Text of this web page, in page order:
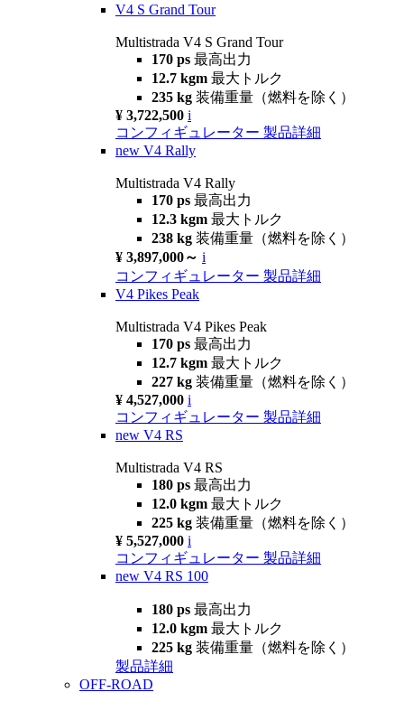
V4 S Grand Tour
Multistrada V4 S Grand Tour
170 ps 最高出力
12.7 kgm 最大トルク
235 kg 装備重量（燃料を除く）
¥ 3,722,500 i
コンフィギュレーター 製品詳細
new V4 Rally
Multistrada V4 Rally
170 ps 最高出力
12.3 kgm 最大トルク
238 kg 装備重量（燃料を除く）
¥ 3,897,000～ i
コンフィギュレーター 製品詳細
V4 Pikes Peak
Multistrada V4 Pikes Peak
170 ps 最高出力
12.7 kgm 最大トルク
227 kg 装備重量（燃料を除く）
¥ 4,527,000 i
コンフィギュレーター 製品詳細
new V4 RS
Multistrada V4 RS
180 ps 最高出力
12.0 kgm 最大トルク
225 kg 装備重量（燃料を除く）
¥ 5,527,000 i
コンフィギュレーター 製品詳細
new V4 RS 100
180 ps 最高出力
12.0 kgm 最大トルク
225 kg 装備重量（燃料を除く）
製品詳細
OFF-ROAD